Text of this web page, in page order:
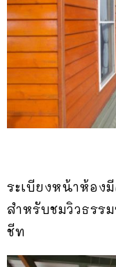
ระเบียงหน้าห้อง
สำหรับชมวิวธรร
ชีท